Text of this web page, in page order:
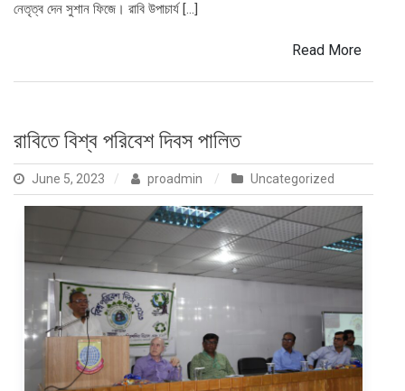
নেতৃত্ব দেন সুশান ফিজে। রাবি উপাচার্য […]
Read More
রাবিতে বিশ্ব পরিবেশ দিবস পালিত
June 5, 2023 proadmin Uncategorized